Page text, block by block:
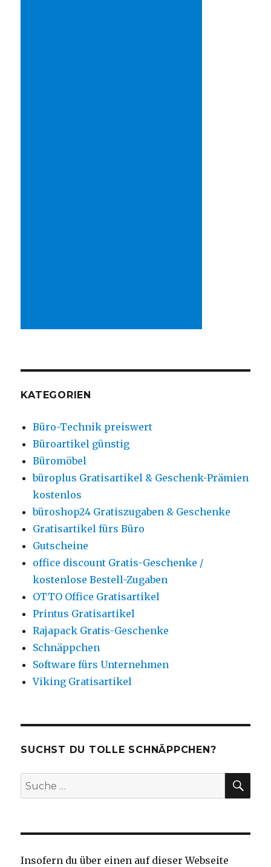
KATEGORIEN
Büro-Technik preiswert
Büroartikel günstig
Büromöbel
büroplus Gratisartikel & Geschenk-Prämien
kostenlos
büroshop24 Gratiszugaben & Geschenke
Gratisartikel fürs Büro
Gutscheine
office discount Gratis-Geschenke /
kostenlose Bestell-Zugaben
OTTO Office Gratisartikel
Printus Gratisartikel
Rajapack Gratis-Geschenke
Schnäppchen
Software fürs Unternehmen
Viking Gratisartikel
SUCHST DU TOLLE SCHNÄPPCHEN?
Suche
nach:
Insofern du über einen auf dieser Webseite